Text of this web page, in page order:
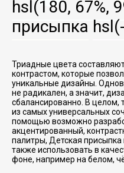
hsl(180, 67%,
присыпка
Триадные цвета
контрастом, которые
уникальные дизайны.
не радикален, а значит,
сбалансированно. В целом,
из самых универсальных
помощью возможно
акцентированный,
палитры, Детская
также использовать в
фоне, например на белом,